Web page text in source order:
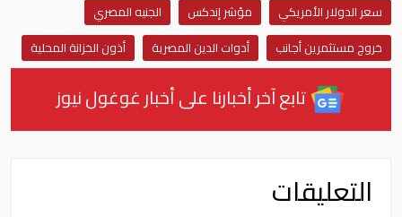
سعر الدولار الأمريكي مؤشر إندكس
الجنيه المصري
خروج مستثمرين أجانب
أدوات الدين المصرية أذون الخزانة المحلية
تابع آخر أخبارنا على أخبار غوغول نيوز
التعليقات